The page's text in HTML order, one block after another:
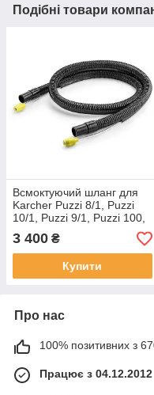
Подібні товари
Всмоктуючий шланг для
Karcher Puzzi 8/1, Puzzi
10/1, Puzzi 9/1, Puzzi 100,
Puzzi 200 арт. 6.394-826.0
3 400 ₴
Купити
Про нас
100% позитивних з
Працює з 04.12.2012